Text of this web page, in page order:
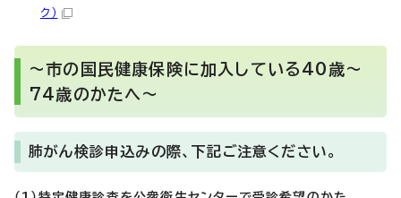
ク）
～市の国民健康保険に加入している40歳～
74歳のかたへ～
肺がん検診申込みの際、下記ご注意ください。